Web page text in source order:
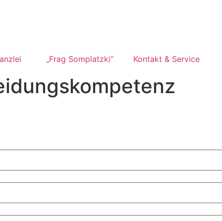
„Frag Somplatzki“ Kontakt & Service